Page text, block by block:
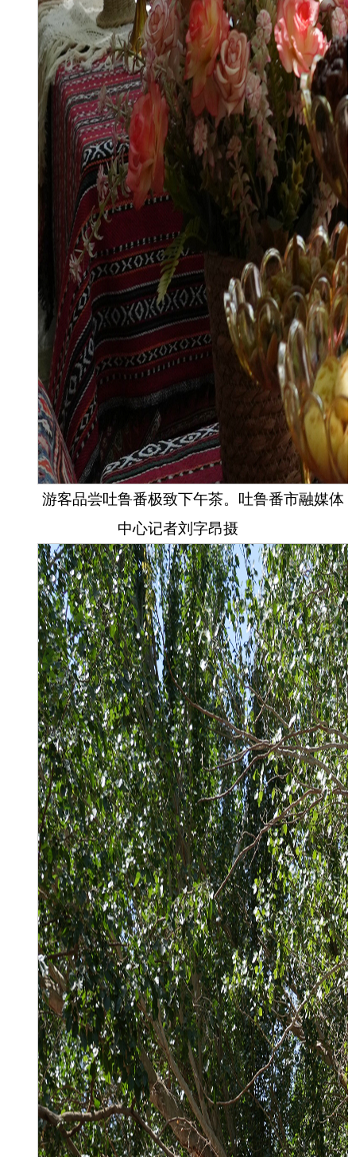
游客品尝吐鲁番极致下午茶。吐鲁番市融媒体
中心记者刘字昂摄